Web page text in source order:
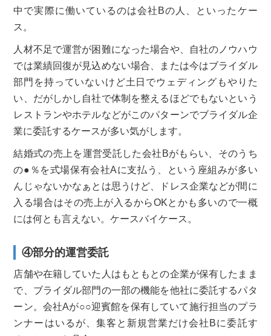
中で実際に働いているのは会社Bの人、といったケー
ス。
人材不足で運営が困難になった場合や、自社のノウハウ
では業績回復が見込めない場合、または今はブライダル
部門を持っていないけど土日でウェディングもやりた
い、だがしかし自社で体制を整えるほどでもないという
レストランやホテルなどがこのパターンでブライダル企
業に委託するケースが多い気がします。
結婚式の売上を運営受託した会社Bがもらい、そのうち
の●％を式場保有会社Aに支払う、という座組みが多い
んじゃないかなぁとは思うけど、ドレス企業などが間に
入る場合はその売上が入るからOKとかも多いので一概
には何とも言えない。ケースバイケース。
④部分的運営委託
店舗や在籍していた人はもともとの企業が保有したまま
で、ブライダル部門の一部の機能を他社に委託するパタ
ーン。会社Aが○○迎賓館を保有していて施行担当のプラ
ンナーはいるが、集客と新規営業だけ会社Bに委託す